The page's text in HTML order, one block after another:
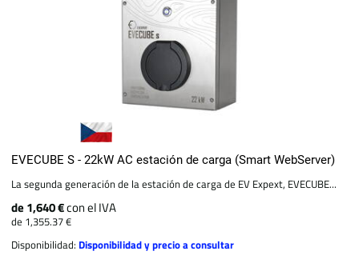
EVECUBE S - 22kW AC estación de carga (Smart WebServer)
La segunda generación de la estación de carga de EV Expext, EVECUBE...
de 1,640 €con el IVA
de 1,355.37 €
Disponibilidad: Disponibilidad y precio a consultar